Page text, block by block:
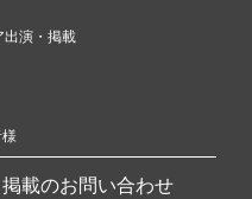
出演・掲載
掲載のお問い合わせ